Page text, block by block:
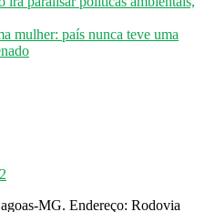
mulher: país nunca teve uma
MG. Endereço: Rodovia